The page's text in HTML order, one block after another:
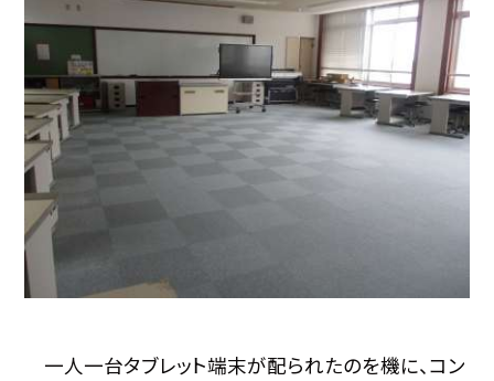
一人一台タブレット端末が配られたのを機に、コン